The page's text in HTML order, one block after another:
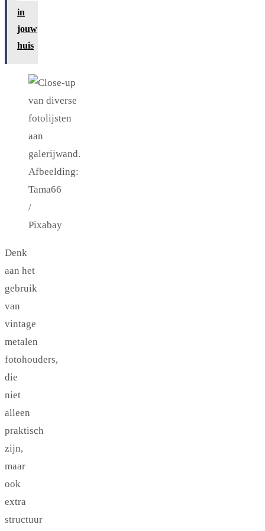
in
jouw
huis
Afbeelding:
Tama66
/
Pixabay
Denk
aan het
gebruik
van
vintage
metalen
fotohouders,
die
niet
alleen
praktisch
zijn,
maar
ook
extra
structuur